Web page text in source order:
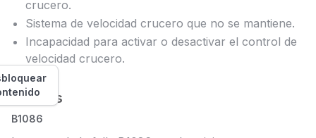
crucero.
Sistema de velocidad crucero que no se mantiene.
Incapacidad para activar o desactivar el control de
velocidad crucero.
Causas
B1086